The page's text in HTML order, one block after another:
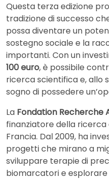
Questa terza edizione
tradizione di successo
possa diventare un
sostegno sociale e la
importanti. Con un
100 euro, è possibile
ricerca scientifica e, allo
sogno di possedere
La Fondation Recherche
finanziatore della ricerca
Francia. Dal 2009, ha
progetti che mirano a
sviluppare terapie di
biomarcatori e